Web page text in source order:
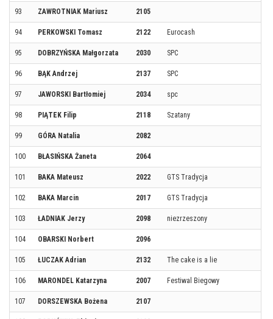
93 ZAWROTNIAK Mariusz 2105
94 PERKOWSKI Tomasz 2122 Eurocash
95 DOBRZYŃSKA Małgorzata 2030 SPC
96 BĄK Andrzej 2137 SPC
97 JAWORSKI Bartłomiej 2034 spc
98 PIĄTEK Filip 2118 Szatany
99 GÓRA Natalia 2082
100 BŁASIŃSKA Żaneta 2064
101 BAKA Mateusz 2022 GTS Tradycja
102 BAKA Marcin 2017 GTS Tradycja
103 ŁADNIAK Jerzy 2098 niezrzeszony
104 OBARSKI Norbert 2096
105 ŁUCZAK Adrian 2132 The cake is a lie
106 MARONDEL Katarzyna 2007 Festiwal Biegowy
107 DORSZEWSKA Bożena 2107